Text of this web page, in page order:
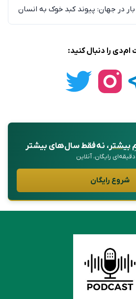
در جهان: پیوند کبد خوک به انسان
ام‌دی را دنبال کنید:
بیشتر، نه فقط سال‌های بیشتر
شروع رایگان